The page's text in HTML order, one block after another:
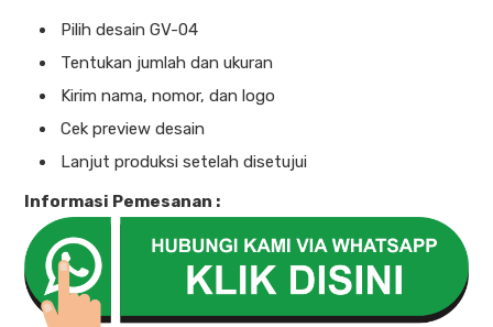
Pilih desain GV-04
Tentukan jumlah dan ukuran
Kirim nama, nomor, dan logo
Cek preview desain
Lanjut produksi setelah disetujui
Informasi Pemesanan :